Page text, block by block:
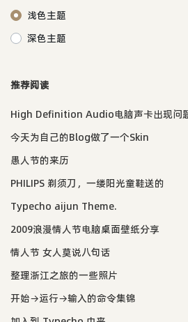
浅色主题
深色主题
推荐阅读
High Definition Audio电脑声卡出现问
今天为自己的Blog做了一个Skin
愚人节的来历
PHILIPS 剃须刀，一缕阳光童鞋送的
Typecho aijun Theme.
2009浪漫情人节电脑桌面壁纸分享
情人节 女人莫说八句话
整理浙江之旅的一些照片
开始→运行→输入的命令集锦